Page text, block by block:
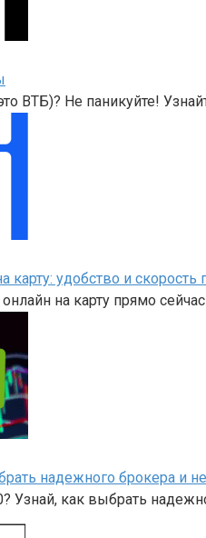
ВТБ)? Не паникуйте!
удобство и
на карту прямо
надежного брокера и
как выбрать